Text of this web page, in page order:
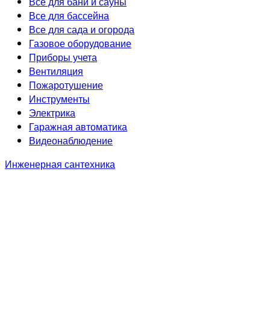
Все для бассейна
Все для сада и огорода
Газовое оборудование
Приборы учета
Вентиляция
Пожаротушение
Инструменты
Электрика
Гаражная автоматика
Видеонаблюдение
Инженерная сантехника